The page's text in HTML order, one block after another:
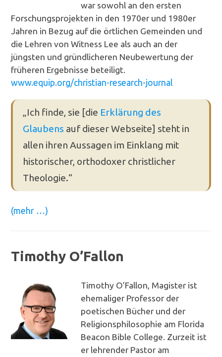
war sowohl an den ersten
Forschungsprojekten in den 1970er und 1980er
Jahren in Bezug auf die örtlichen Gemeinden und
die Lehren von Witness Lee als auch an der
jüngsten und gründlicheren Neubewertung der
früheren Ergebnisse beteiligt.
www.equip.org/christian-research-journal
„Ich finde, sie [die Erklärung des
Glaubens auf dieser Webseite] steht in
allen ihren Aussagen im Einklang mit
historischer, orthodoxer christlicher
Theologie.“
(mehr …)
Timothy O’Fallon
Timothy O’Fallon, Magister ist
ehemaliger Professor der
poetischen Bücher und der
Religionsphilosophie am Florida
Beacon Bible College. Zurzeit ist
er lehrender Pastor am